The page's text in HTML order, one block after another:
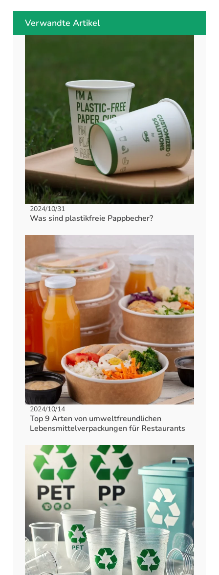
Verwandte Artikel
2024/10/31
Was sind plastikfreie Pappbecher?
2024/10/14
Top 9 Arten von umweltfreundlichen
Lebensmittelverpackungen für Restaurants